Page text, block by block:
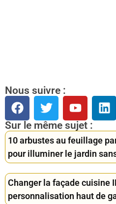
Nous suivre :
Sur le même sujet :
10 arbustes au feuillage
pour illuminer le jardin
Changer la façade cuisine
personnalisation haut de